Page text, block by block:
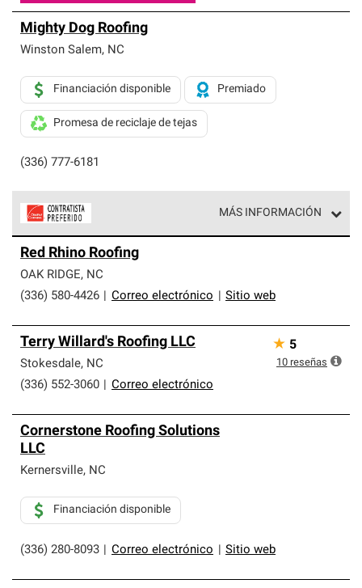
Mighty Dog Roofing
Winston Salem, NC
(336) 777-6181
Financiación disponible Premiado
Promesa de reciclaje de tejas
MÁS INFORMACIÓN
parte de una red exclusiva de profesionales de techos
que cumplen con altos estándares y requisitos estrictos
de profesionalismo y confiabilidad.
Red Rhino Roofing
OAK RIDGE, NC
(336) 580-4426
Correo electrónico Sitio web
Terry Willard's Roofing LLC
Stokesdale, NC
(336) 552-3060
Correo electrónico
★ 5
10 reseñas
Cornerstone Roofing Solutions
LLC
Kernersville, NC
(336) 280-8093 Correo electrónico Sitio web
Financiación disponible